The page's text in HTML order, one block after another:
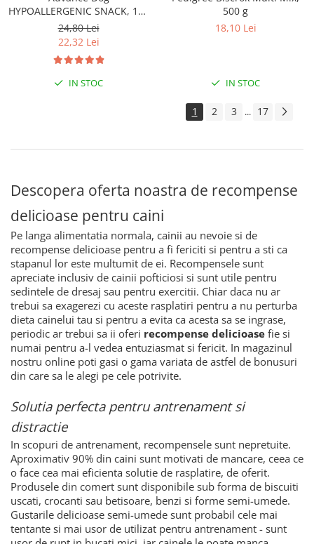
HYPOALLERGENIC SNACK, 150
g
24,80 Lei
22,32 Lei
IN STOC
500 g
18,10 Lei
IN STOC
1 2 3 ... 17
Descopera oferta noastra de recompense
delicioase pentru caini
Pe langa alimentatia normala, cainii au nevoie si de
recompense delicioase pentru a fi fericiti si pentru a sti ca
stapanul lor este multumit de ei. Recompensele sunt
apreciate inclusiv de cainii pofticiosi si sunt utile pentru
sedintele de dresaj sau pentru exercitii. Chiar daca nu ar
trebui sa exagerezi cu aceste rasplatiri pentru a nu perturba
dieta cainelui tau si pentru a evita ca acesta sa se ingrase,
periodic ar trebui sa ii oferi recompense delicioase fie si
numai pentru a-l vedea entuziasmat si fericit. In magazinul
nostru online poti gasi o gama variata de astfel de bonusuri
din care sa le alegi pe cele potrivite.
Solutia perfecta pentru antrenament si
distractie
In scopuri de antrenament, recompensele sunt nepretuite.
Aproximativ 90% din caini sunt motivati de mancare, ceea ce
o face cea mai eficienta solutie de rasplatire, de oferit.
Produsele din comert sunt disponibile sub forma de biscuiti
uscati, crocanti sau betisoare, benzi si forme semi-umede.
Gustarile delicioase semi-umede sunt probabil cele mai
tentante si mai usor de utilizat pentru antrenament - sunt